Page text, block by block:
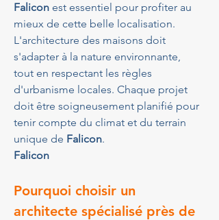
Falicon est essentiel pour profiter au
mieux de cette belle localisation.
L'architecture des maisons doit
s'adapter à la nature environnante,
tout en respectant les règles
d'urbanisme locales. Chaque projet
doit être soigneusement planifié pour
tenir compte du climat et du terrain
unique de Falicon.
Falicon
Pourquoi choisir un
architecte spécialisé près de